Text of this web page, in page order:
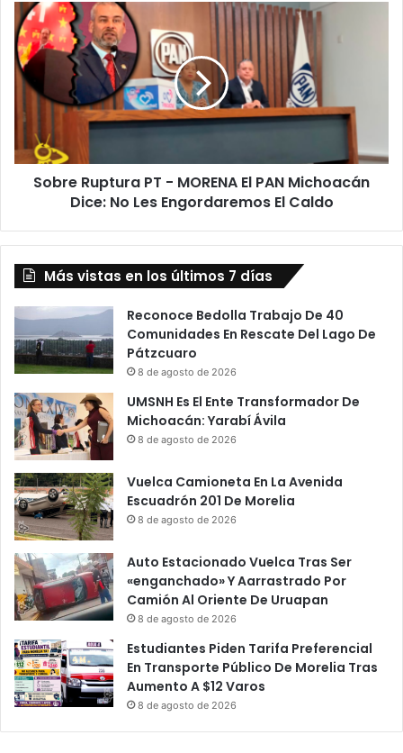
Con
Yordi
Rosado
Sobre
Ruptura
PT
-
MORENA
PAN
Michoacán
Dice:
Sobre Ruptura PT - MORENA El PAN Michoacán
Dice: No Les Engordaremos El Caldo
Más vistas en los últimos 7 días
Reconoce Bedolla Trabajo De 40
Comunidades En Rescate Del Lago De
Pátzcuaro
8 de agosto de 2026
UMSNH Es El Ente Transformador De
Michoacán: Yarabí Ávila
8 de agosto de 2026
Vuelca Camioneta En La Avenida
Escuadrón 201 De Morelia
8 de agosto de 2026
Auto Estacionado Vuelca Tras Ser
«enganchado» Y Aarrastrado Por
Camión Al Oriente De Uruapan
8 de agosto de 2026
Estudiantes Piden Tarifa Preferencial
En Transporte Público De Morelia Tras
Aumento A $12 Varos
8 de agosto de 2026